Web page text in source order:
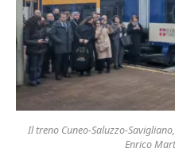
Il treno Cuneo-Saluzzo-
Enrico